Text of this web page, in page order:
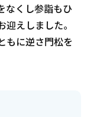
なくし参詣もひ
えしました。
もに逆さ門松を